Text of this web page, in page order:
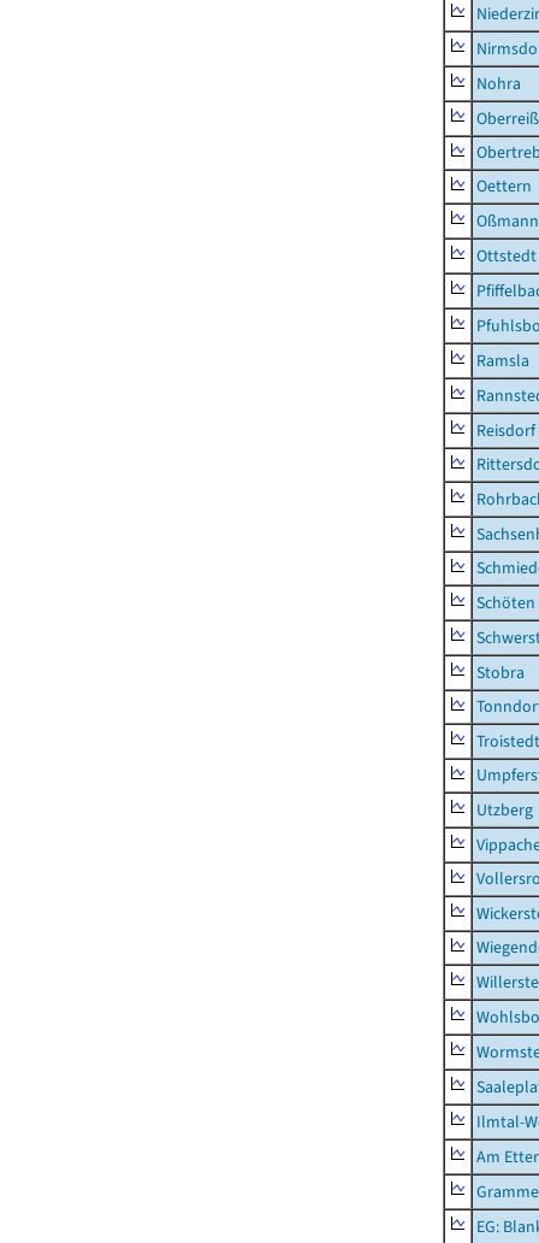
Nohra
Oettern
Ottstedt
Ramsla
Reisdorf
Schöten
Stobra
Troistedt
Utzberg
Ilmtal-
Am
EG: